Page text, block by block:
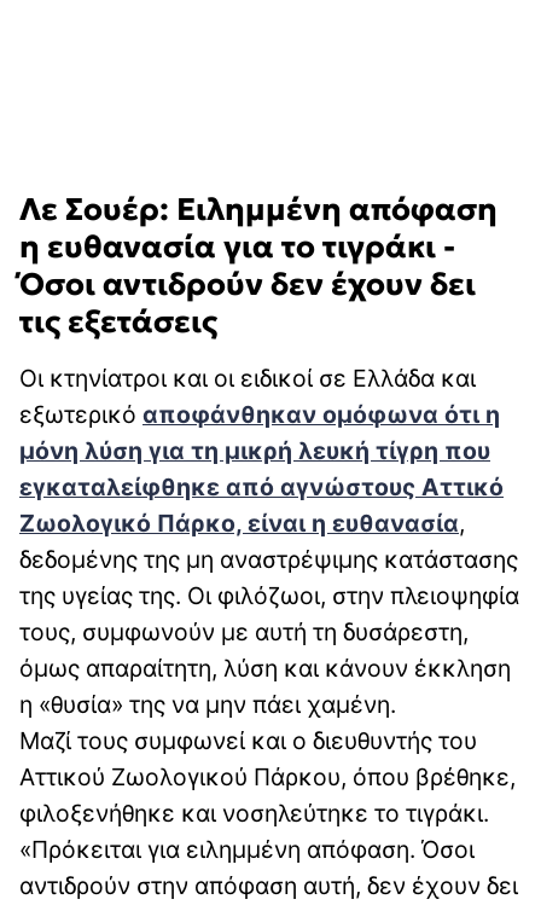
Λε Σουέρ: Ειλημμένη απόφαση
η ευθανασία για το τιγράκι -
Όσοι αντιδρούν δεν έχουν δει
τις εξετάσεις
Οι κτηνίατροι και οι ειδικοί σε Ελλάδα και
εξωτερικό αποφάνθηκαν ομόφωνα ότι η
μόνη λύση για τη μικρή λευκή τίγρη που
εγκαταλείφθηκε από αγνώστους Αττικό
Ζωολογικό Πάρκο, είναι η ευθανασία,
δεδομένης της μη αναστρέψιμης κατάστασης
της υγείας της. Οι φιλόζωοι, στην πλειοψηφία
τους, συμφωνούν με αυτή τη δυσάρεστη,
όμως απαραίτητη, λύση και κάνουν έκκληση
η «θυσία» της να μην πάει χαμένη.
Μαζί τους συμφωνεί και ο διευθυντής του
Αττικού Ζωολογικού Πάρκου, όπου βρέθηκε,
φιλοξενήθηκε και νοσηλεύτηκε το τιγράκι.
«Πρόκειται για ειλημμένη απόφαση. Όσοι
αντιδρούν στην απόφαση αυτή, δεν έχουν δει